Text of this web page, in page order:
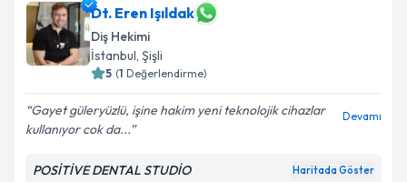
Dt. Eren Işıldak
Diş Hekimi
İstanbul, Şişli
5 (1 Değerlendirme)
Gayet güleryüzlü, işine hakim yeni teknolojik cihazlar
kullanıyor cok da...
Devamı
POSİTİVE DENTAL STUDİO Haritada Göster